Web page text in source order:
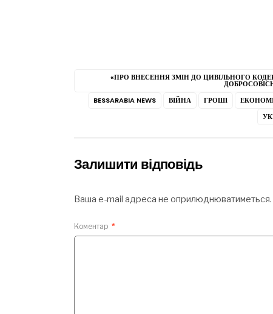
«ПРО ВНЕСЕННЯ ЗМІН ДО ЦИВІЛЬНОГО
BESSARABIA NEWS
ВІЙНА ГРОШІ
Залишити відповідь
Ваша e-mail адреса не оприлюднюватиметься.
Коментар *